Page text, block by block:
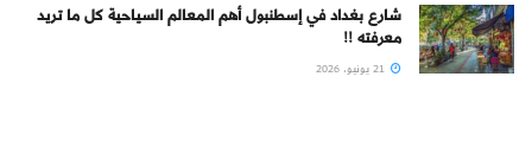
شارع بغداد في إسطنبول أهم المعالم السياحية كل ما تريد
معرفته !!